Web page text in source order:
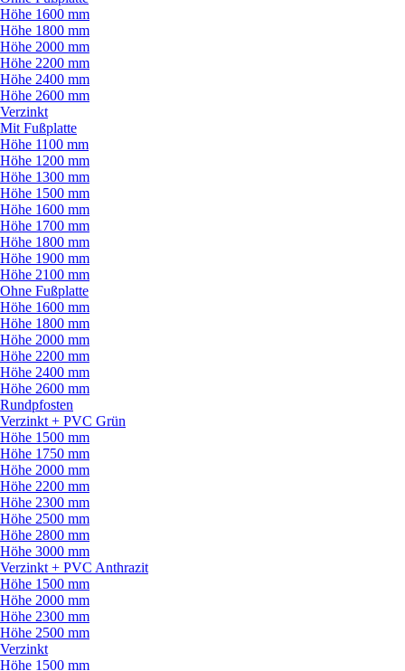
Höhe 1600 mm
Höhe 1800 mm
Höhe 2000 mm
Höhe 2200 mm
Höhe 2400 mm
Höhe 2600 mm
Verzinkt
Mit Fußplatte
Höhe 1100 mm
Höhe 1200 mm
Höhe 1300 mm
Höhe 1500 mm
Höhe 1600 mm
Höhe 1700 mm
Höhe 1800 mm
Höhe 1900 mm
Höhe 2100 mm
Ohne Fußplatte
Höhe 1600 mm
Höhe 1800 mm
Höhe 2000 mm
Höhe 2200 mm
Höhe 2400 mm
Höhe 2600 mm
Rundpfosten
Verzinkt + PVC Grün
Höhe 1500 mm
Höhe 1750 mm
Höhe 2000 mm
Höhe 2200 mm
Höhe 2300 mm
Höhe 2500 mm
Höhe 2800 mm
Höhe 3000 mm
Verzinkt + PVC Anthrazit
Höhe 1500 mm
Höhe 2000 mm
Höhe 2300 mm
Höhe 2500 mm
Verzinkt
Höhe 1500 mm